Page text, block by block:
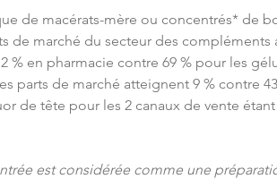
de macérats-mère ou concentrés* de
de marché du secteur des compléments
% en pharmacie contre 69 % pour les
parts de marché atteignent 9 % contre
de tête pour les 2 canaux de vente
est considérée comme une